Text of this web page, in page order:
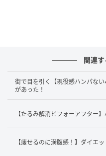
関連
街で目を引く【現役感ハンパな
があった！
【たるみ解消ビフォーアフター
【痩せるのに満腹感！】ダイエ